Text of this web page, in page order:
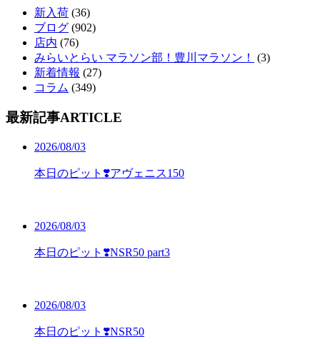
新入荷 (36)
ブログ (902)
店内 (76)
みらいとらい マラソン部！豊川マラソン！
(3)
新着情報 (27)
コラム (349)
最新記事ARTICLE
2026/08/03
本日のピット❣️アヴェニス150
2026/08/03
本日のピット❣️NSR50 part3
2026/08/03
本日のピット❣️NSR50